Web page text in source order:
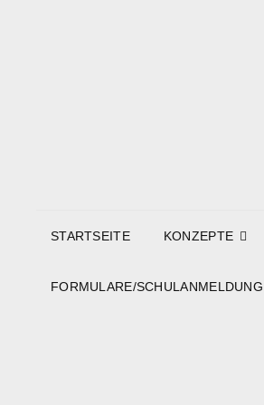
STARTSEITE KONZEPTE
FORMULARE/SCHULANMELDUNG